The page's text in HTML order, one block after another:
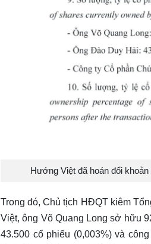
Hướng Việt đã hoán đổi
Trong đó, Chủ tịch HĐQT kiêm
Việt, ông Võ Quang Long sở hữu
43.500 cổ phiếu (0,003%) và